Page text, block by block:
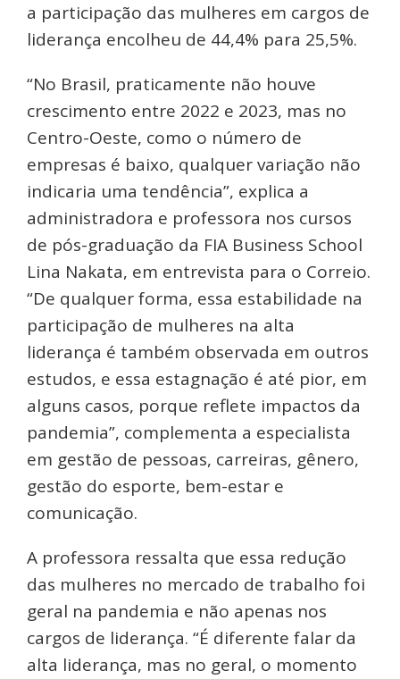
a participação das mulheres em cargos de
liderança encolheu de 44,4% para 25,5%.
“No Brasil, praticamente não houve
crescimento entre 2022 e 2023, mas no
Centro-Oeste, como o número de
empresas é baixo, qualquer variação não
indicaria uma tendência”, explica a
administradora e professora nos cursos
de pós-graduação da FIA Business School
Lina Nakata, em entrevista para o Correio.
“De qualquer forma, essa estabilidade na
participação de mulheres na alta
liderança é também observada em outros
estudos, e essa estagnação é até pior, em
alguns casos, porque reflete impactos da
pandemia”, complementa a especialista
em gestão de pessoas, carreiras, gênero,
gestão do esporte, bem-estar e
comunicação.
A professora ressalta que essa redução
das mulheres no mercado de trabalho foi
geral na pandemia e não apenas nos
cargos de liderança. “É diferente falar da
alta liderança, mas no geral, o momento